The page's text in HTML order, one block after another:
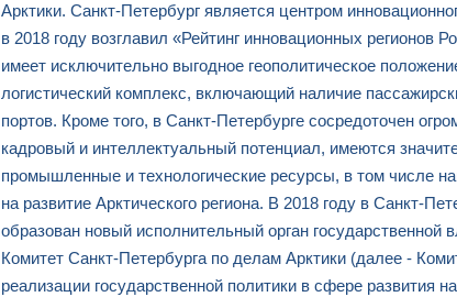
Арктики. Санкт-Петербург является центром
в 2018 году возглавил «Рейтинг инновационных регионов
имеет исключительно выгодное геополитическое
логистический комплекс, включающий наличие
портов. Кроме того, в Санкт-Петербурге сосредоточен
кадровый и интеллектуальный потенциал, имеются
промышленные и технологические ресурсы, в том числе
на развитие Арктического региона. В 2018 году в Санкт-
образован новый исполнительный орган государственной
Комитет Санкт-Петербурга по делам Арктики (далее -
реализации государственной политики в сфере развития